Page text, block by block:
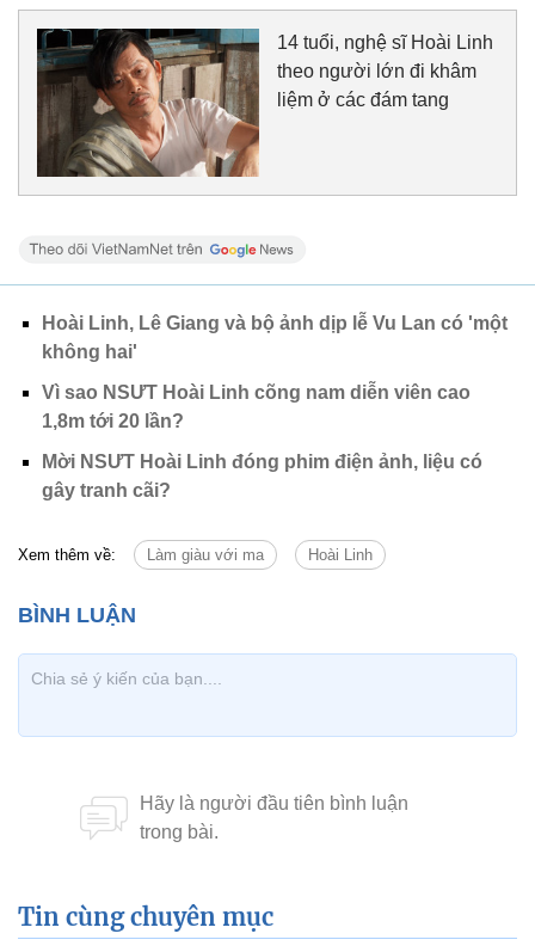
14 tuổi, nghệ sĩ Hoài Linh
theo người lớn đi khâm
liệm ở các đám tang
Hoài Linh, Lê Giang và bộ ảnh dịp lễ Vu Lan có 'một
không hai'
Vì sao NSƯT Hoài Linh cõng nam diễn viên cao
1,8m tới 20 lần?
Mời NSƯT Hoài Linh đóng phim điện ảnh, liệu có
gây tranh cãi?
Xem thêm về: Làm giàu với ma Hoài Linh
Tin cùng chuyên mục